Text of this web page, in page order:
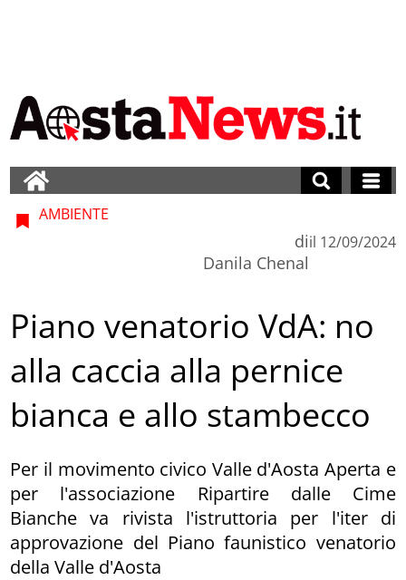
AMBIENTE
di
Danila Chenal
il 12/09/2024
Piano venatorio VdA: no
alla caccia alla pernice
bianca e allo stambecco
Per il movimento civico Valle d'Aosta Aperta e
per l'associazione Ripartire dalle Cime
Bianche va rivista l'istruttoria per l'iter di
approvazione del Piano faunistico venatorio
della Valle d'Aosta